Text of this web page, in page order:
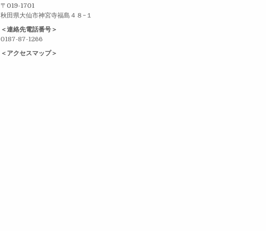
〒019-1701
秋田県大仙市神宮寺福島４８−１
＜連絡先電話番号＞
0187-87-1266
＜アクセスマップ＞